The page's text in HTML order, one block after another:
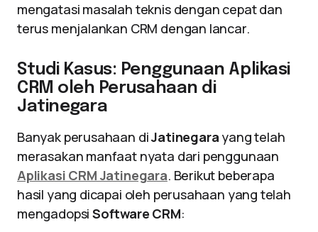
mengatasi masalah teknis dengan cepat dan
terus menjalankan CRM dengan lancar.
Studi Kasus: Penggunaan Aplikasi
CRM oleh Perusahaan di
Jatinegara
Banyak perusahaan diJatinegara yang telah
merasakan manfaat nyata dari penggunaan
Aplikasi CRM Jatinegara. Berikut beberapa
hasil yang dicapai oleh perusahaan yang telah
mengadopsiSoftware CRM: